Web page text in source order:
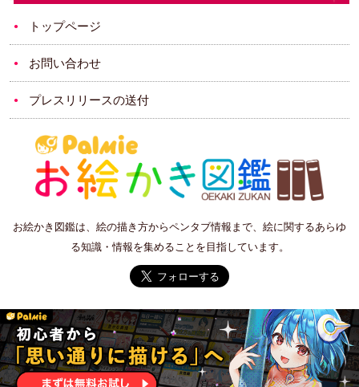
トップページ
お問い合わせ
プレスリリースの送付
お絵かき図鑑は、絵の描き方からペンタブ情報まで、絵に関するあらゆ
る知識・情報を集めることを目指しています。